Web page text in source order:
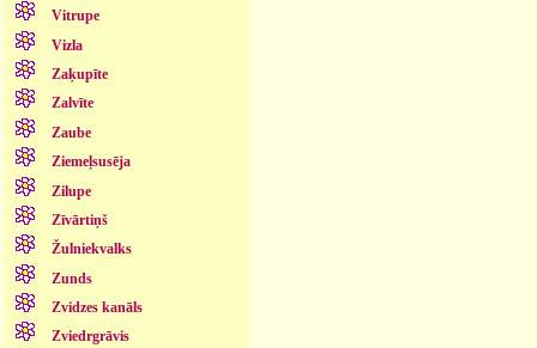
Vitrupe
Vizla
Zaķupīte
Zalvīte
Zaube
Ziemeļsusēja
Zilupe
Zīvārtiņš
Žulniekvalks
Zunds
Zvidzes kanāls
Zviedrgrāvis